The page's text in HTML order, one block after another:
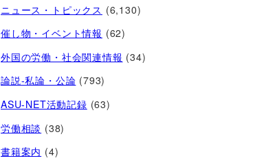
ニュース・トピックス (6,130)
催し物・イベント情報 (62)
外国の労働・社会関連情報 (34)
論説-私論・公論 (793)
ASU-NET活動記録 (63)
労働相談 (38)
書籍案内 (4)